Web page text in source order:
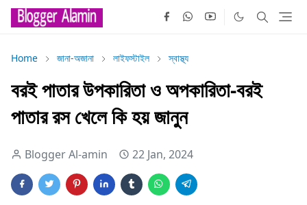
Home জানা-অজানা লাইফস্টাইল স্বাস্থ্য
বরই পাতার উপকারিতা ও অপকারিতা-বরই
পাতার রস খেলে কি হয় জানুন
Blogger Al-amin 22 Jan, 2024